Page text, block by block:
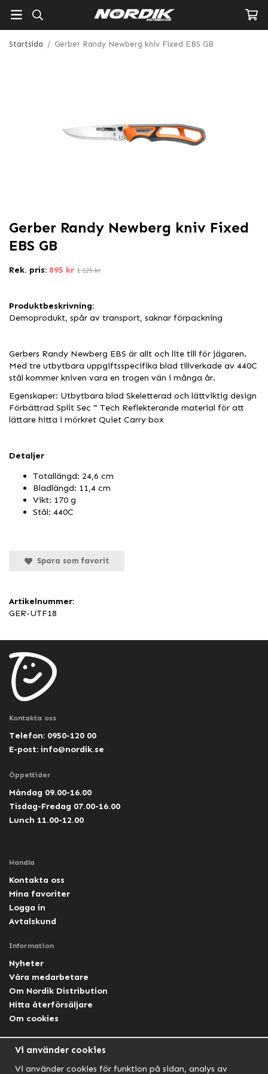
Startsida / Gerber Randy Newberg kniv Fixed EBS GB
Gerber Randy Newberg kniv Fixed
EBS GB
Rek. pris: 895 kr 1 125 kr
Produktbeskrivning:
Demoprodukt, spår av transport, saknar förpackning
Gerbers Randy Newberg EBS är allt och lite till för jägaren.
Med tre utbytbara uppgiftsspecifika blad tillverkade av 440C
stål kommer kniven vara en trogen vän i många år.
Egenskaper: Utbytbara blad Skeletterad och lättviktig design
Förbättrad Split Sec ™ Tech Reflekterande material för att
lättare hitta i mörkret Quiet Carry box
Detaljer
Totallängd: 24,6 cm
Bladlängd: 11,4 cm
Vikt: 170 g
Stål: 440C
Spara som favorit
Artikelnummer:
GER-UTF18
Kontakta oss
Telefon: 0950-120 00
E-post: info@nordik.se
Öppettider
Måndag 09.00-16.00
Tisdag-Fredag 07.00-16.00
Lunch 11.00-12.00
Handla
Kontakta oss
Mina favoriter
Logga in
Avtalskund
Information
Nyheter
Våra medarbetare
Om Nordik Distribution
Hitta återförsäljare
Om cookies
Vi använder cookies
Vi använder cookies för funktion på sidan, analys av